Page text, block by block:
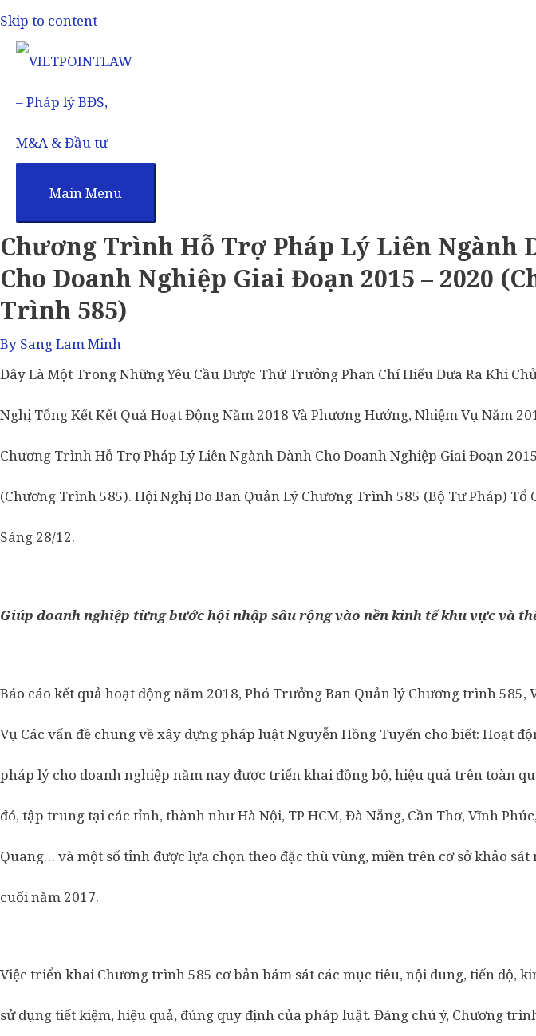
Skip to content
Main Menu
Chương Trình Hỗ Trợ Pháp Lý Liên Ngành
Cho Doanh Nghiệp Giai Đoạn 2015 – 2020
Trình 585)
By Sang Lam Minh
Đây Là Một Trong Những Yêu Cầu Được Thứ Trưởng Phan Chí Hiếu Đưa Ra Khi
Nghị Tổng Kết Kết Quả Hoạt Động Năm 2018 Và Phương Hướng, Nhiệm Vụ Năm
Chương Trình Hỗ Trợ Pháp Lý Liên Ngành Dành Cho Doanh Nghiệp Giai Đoạn
(Chương Trình 585). Hội Nghị Do Ban Quản Lý Chương Trình 585 (Bộ Tư Pháp) Tổ
Sáng 28/12.
Giúp doanh nghiệp từng bước hội nhập sâu rộng vào nền kinh tế khu vực và
Báo cáo kết quả hoạt động năm 2018, Phó Trưởng Ban Quản lý Chương trình 585,
Vụ Các vấn đề chung về xây dựng pháp luật Nguyễn Hồng Tuyến cho biết: Hoạt
pháp lý cho doanh nghiệp năm nay được triển khai đồng bộ, hiệu quả trên toàn
đó, tập trung tại các tỉnh, thành như Hà Nội, TP HCM, Đà Nẵng, Cần Thơ, Vĩnh
Quang… và một số tỉnh được lựa chọn theo đặc thù vùng, miền trên cơ sở khảo sát
cuối năm 2017.
Việc triển khai Chương trình 585 cơ bản bám sát các mục tiêu, nội dung, tiến độ,
sử dụng tiết kiệm, hiệu quả, đúng quy định của pháp luật. Đáng chú ý, Chương